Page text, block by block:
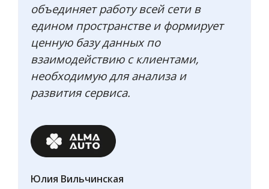
объединяет работу всей сети в
едином пространстве и формирует
ценную базу данных по
взаимодействию с клиентами,
необходимую для анализа и
развития сервиса.
Юлия Вильчинская